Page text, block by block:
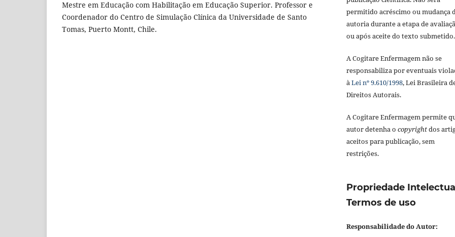
Mestre em Educação com Habilitação em Educação Superior. Professor e
Coordenador do Centro de Simulação Clínica da Universidade de Santo
Tomas, Puerto Montt, Chile.
permitido acréscimo ou mudança
autoria durante a etapa de
ou após aceite do texto submetido.
A Cogitare Enfermagem não se
responsabiliza por eventuais
àLei nº 9.610/1998, Lei Brasileira
Direitos Autorais.
A Cogitare Enfermagem permite
autor detenha o copyrightdos
aceitos para publicação, sem
restrições.
Propriedade
Termos de uso
Responsabilidade do Autor: